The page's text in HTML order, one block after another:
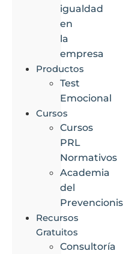
igualdad
en
la
empresa
Productos
Test
Emocional
Cursos
Cursos
PRL
Normativos
Academia
del
Recursos
Gratuitos
Consultoría